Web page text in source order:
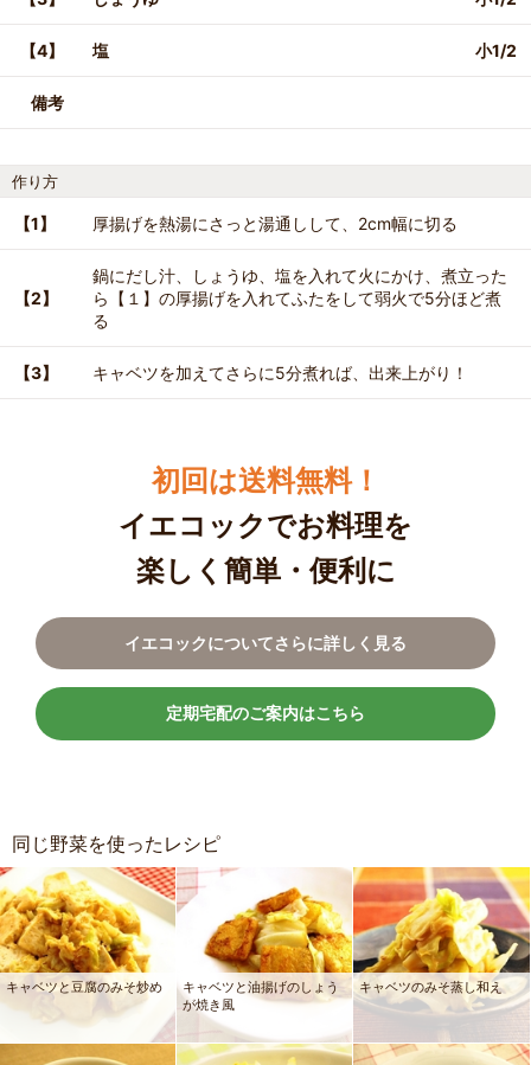
【4】 塩 小1/2
備考
作り方
【1】 厚揚げを熱湯にさっと湯通しして、2cm幅に切る
【2】
鍋にだし汁、しょうゆ、塩を入れて火にかけ、煮立った
ら【１】の厚揚げを入れてふたをして弱火で5分ほど煮
る
【3】 キャベツを加えてさらに5分煮れば、出来上がり！
初回は送料無料！
イエコックでお料理を
楽しく簡単・便利に
イエコックについてさらに詳しく見る
定期宅配のご案内はこちら
同じ野菜を使ったレシピ
キャベツと豆腐のみそ炒め
キャベツと油揚げのしょう
が焼き風
キャベツのみそ蒸し和え